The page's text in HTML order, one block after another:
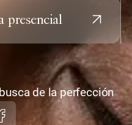
presencial
de la perfección